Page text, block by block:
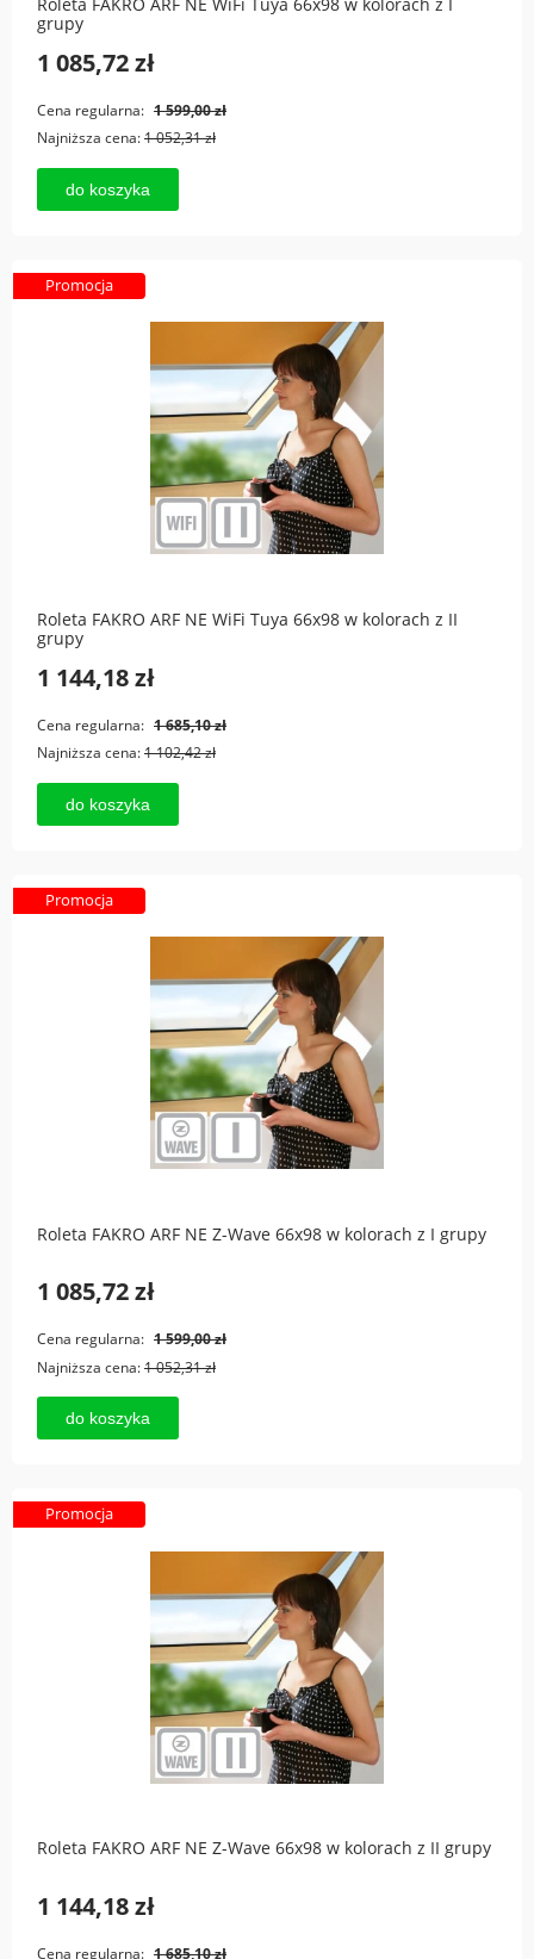
grupy
1 085,72 zł
Cena regularna: 1 599,00 zł
Najniższa cena:1 052,31 zł
do koszyka
Roleta FAKRO ARF NE WiFi Tuya 66x98 w kolorach z II
grupy
1 144,18 zł
Cena regularna: 1 685,10 zł
Najniższa cena:1 102,42 zł
do koszyka
Promocja
Roleta FAKRO ARF NE Z-Wave 66x98 w kolorach z I grupy
1 085,72 zł
Cena regularna: 1 599,00 zł
Najniższa cena:1 052,31 zł
do koszyka
Promocja
Roleta FAKRO ARF NE Z-Wave 66x98 w kolorach z II grupy
1 144,18 zł
Cena regularna: 1 685,10 zł
Promocja